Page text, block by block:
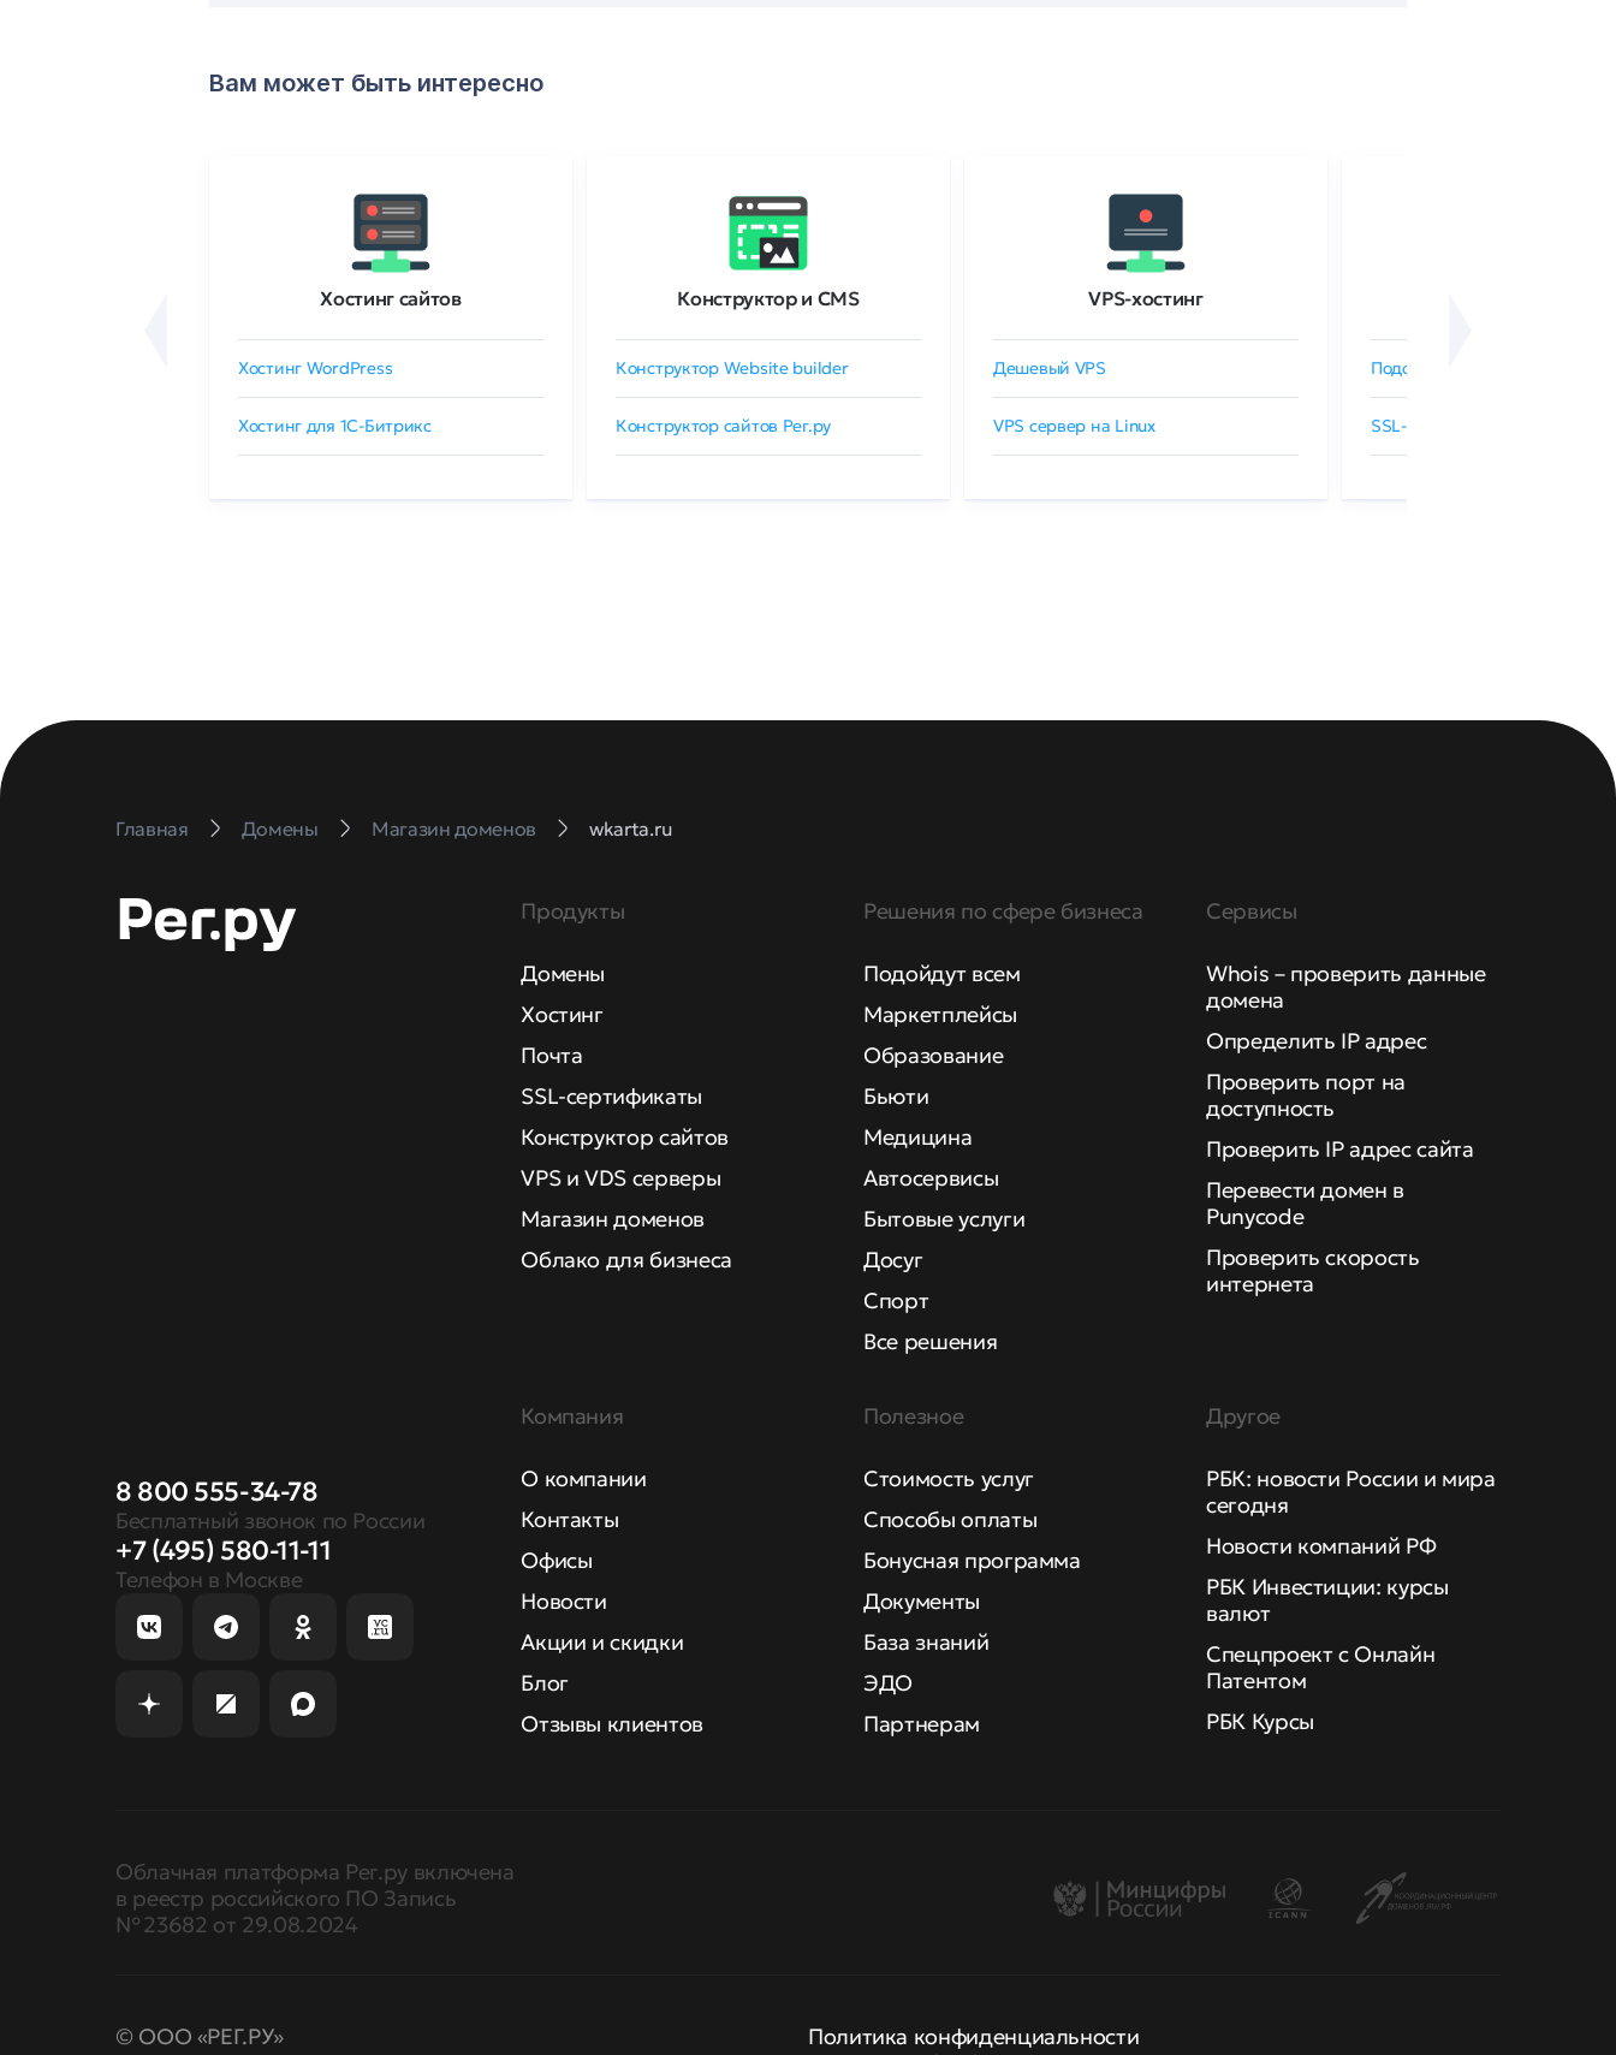
Вам может быть интересно
Хостинг сайтов
Хостинг WordPress
Хостинг для 1C-Битрикс
Конструктор и CMS
Конструктор Website builder
Конструктор сайтов Рег.ру
VPS-хостинг
Дешевый VPS
VPS сервер на Linux
Подобрать SSL-сертификат
SSL-сертификаты GlobalSign
Главная Домены Магазин доменов wkarta.ru
8 800 555-34-78
Бесплатный звонок по России
+7 (495) 580-11-11
Телефон в Москве
Продукты
Домены
Хостинг
Почта
SSL-сертификаты
Конструктор сайтов
VPS и VDS серверы
Магазин доменов
Облако для бизнеса
Решения по сфере бизнеса
Подойдут всем
Маркетплейсы
Образование
Бьюти
Медицина
Автосервисы
Бытовые услуги
Досуг
Спорт
Все решения
Сервисы
Whois – проверить данные
домена
Определить IP адрес
Проверить порт на
доступность
Проверить IP адрес сайта
Перевести домен в
Punycode
Проверить скорость
интернета
Компания
О компании
Контакты
Офисы
Новости
Акции и скидки
Блог
Отзывы клиентов
Полезное
Стоимость услуг
Способы оплаты
Бонусная программа
Документы
База знаний
ЭДО
Партнерам
Другое
РБК: новости России и мира
сегодня
Новости компаний РФ
РБК Инвестиции: курсы
валют
Спецпроект с Онлайн
Патентом
РБК Курсы
Облачная платформа Рег.ру включена
в реестр российского ПО Запись
№ 23682 от 29.08.2024
© ООО «РЕГ.РУ»
Политика конфиденциальности